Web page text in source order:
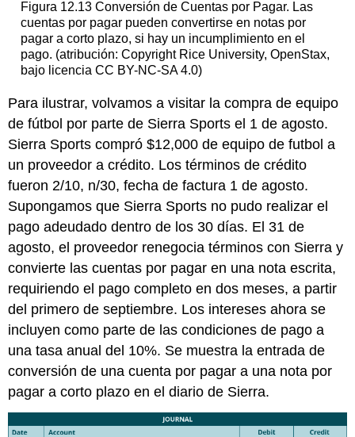
Figura 12.13 Conversión de Cuentas por Pagar. Las
cuentas por pagar pueden convertirse en notas por
pagar a corto plazo, si hay un incumplimiento en el
pago. (atribución: Copyright Rice University, OpenStax,
bajo licencia CC BY-NC-SA 4.0)
Para ilustrar, volvamos a visitar la compra de equipo
de fútbol por parte de Sierra Sports el 1 de agosto.
Sierra Sports compró $12,000 de equipo de futbol a
un proveedor a crédito. Los términos de crédito
fueron 2/10, n/30, fecha de factura 1 de agosto.
Supongamos que Sierra Sports no pudo realizar el
pago adeudado dentro de los 30 días. El 31 de
agosto, el proveedor renegocia términos con Sierra y
convierte las cuentas por pagar en una nota escrita,
requiriendo el pago completo en dos meses, a partir
del primero de septiembre. Los intereses ahora se
incluyen como parte de las condiciones de pago a
una tasa anual del 10%. Se muestra la entrada de
conversión de una cuenta por pagar a una nota por
pagar a corto plazo en el diario de Sierra.